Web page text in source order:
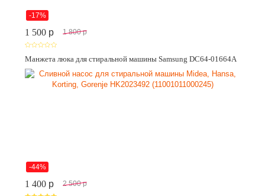
-17%
1 500 p 1 800 p
Манжета люка для стиральной машины Samsung DC64-01664A
-44%
1 400 p 2 500 p